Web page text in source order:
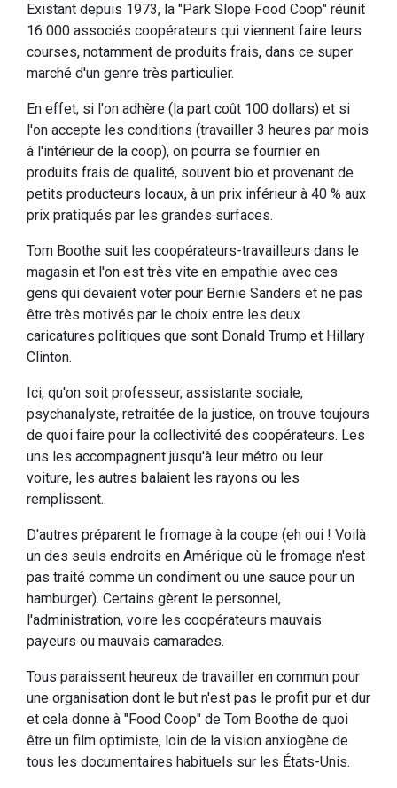
Existant depuis 1973, la "Park Slope Food Coop" réunit
16 000 associés coopérateurs qui viennent faire leurs
courses, notamment de produits frais, dans ce super
marché d'un genre très particulier.
En effet, si l'on adhère (la part coût 100 dollars) et si
l'on accepte les conditions (travailler 3 heures par mois
à l'intérieur de la coop), on pourra se fournier en
produits frais de qualité, souvent bio et provenant de
petits producteurs locaux, à un prix inférieur à 40 % aux
prix pratiqués par les grandes surfaces.
Tom Boothe suit les coopérateurs-travailleurs dans le
magasin et l'on est très vite en empathie avec ces
gens qui devaient voter pour Bernie Sanders et ne pas
être très motivés par le choix entre les deux
caricatures politiques que sont Donald Trump et Hillary
Clinton.
Ici, qu'on soit professeur, assistante sociale,
psychanalyste, retraitée de la justice, on trouve toujours
de quoi faire pour la collectivité des coopérateurs. Les
uns les accompagnent jusqu'à leur métro ou leur
voiture, les autres balaient les rayons ou les
remplissent.
D'autres préparent le fromage à la coupe (eh oui ! Voilà
un des seuls endroits en Amérique où le fromage n'est
pas traité comme un condiment ou une sauce pour un
hamburger). Certains gèrent le personnel,
l'administration, voire les coopérateurs mauvais
payeurs ou mauvais camarades.
Tous paraissent heureux de travailler en commun pour
une organisation dont le but n'est pas le profit pur et dur
et cela donne à "Food Coop" de Tom Boothe de quoi
être un film optimiste, loin de la vision anxiogène de
tous les documentaires habituels sur les États-Unis.